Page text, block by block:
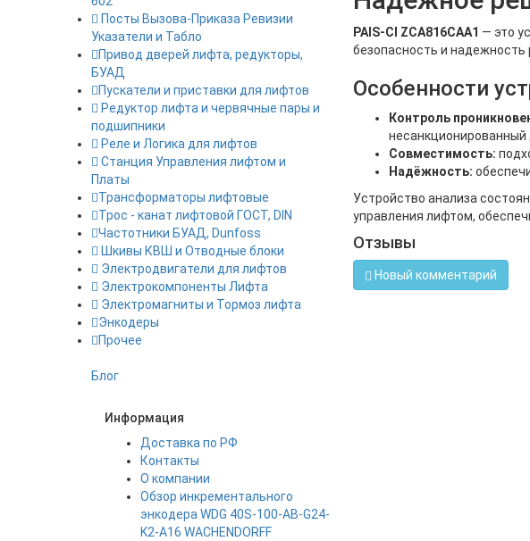
Посты Вызова-Приказа Ревизии
Указатели и Табло
Привод дверей лифта, редукторы,
БУАД
Пускатели и приставки для лифтов
Редуктор лифта и червячные пары и
подшипники
Реле и Логика для лифтов
Станция Управления лифтом и
Платы
Трансформаторы лифтовые
Трос - канат лифтовой ГОСТ, DIN
Частотники БУАД, Dunfoss
Шкивы КВШ и Отводные блоки
Электродвигатели для лифтов
Электрокомпоненты Лифта
Электромагниты и Тормоз лифта
Энкодеры
Прочее
Блог
PAIS-CI ZCA816CAA1 — это
безопасность и
Особенности
Контроль
несанкционированный
Совместимость:
Надёжность:
Устройство анализа
управления лифтом,
Отзывы
Новый комментарий
Информация
Доставка по РФ
Контакты
О компании
Обзор инкрементального
энкодера WDG 40S-100-AB-G24-
K2-A16 WACHENDORFF